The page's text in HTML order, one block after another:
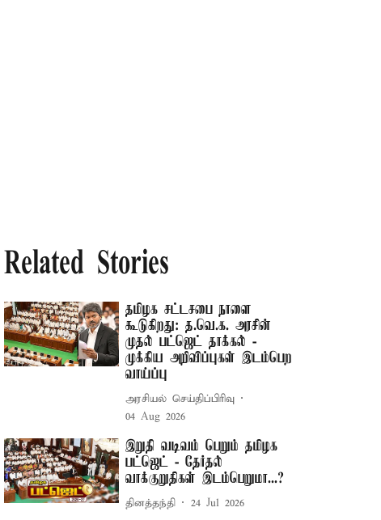
Related Stories
தமிழக சட்டசபை நாளை
கூடுகிறது: த.வெ.க. அரசின்
முதல் பட்ஜெட் தாக்கல் -
முக்கிய அறிவிப்புகள் இடம்பெற
வாய்ப்பு
அரசியல் செய்திப்பிரிவு
04 Aug 2026
இறுதி வடிவம் பெறும் தமிழக
பட்ஜெட் - தேர்தல்
வாக்குறுதிகள் இடம்பெறுமா...?
தினத்தந்தி 24 Jul 2026